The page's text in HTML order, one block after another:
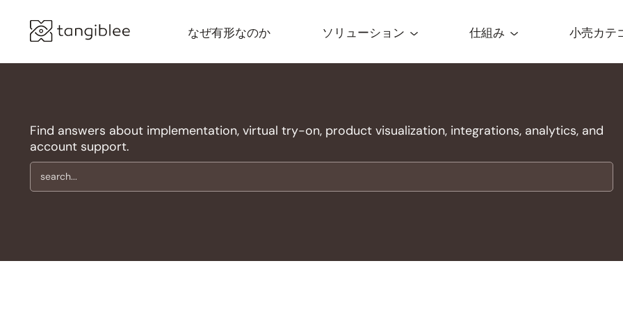
なぜ有形なのか ソリューション 仕組み 小売カテ
Find answers about implementation, virtual try-on, product visualization, integrations, analytics, and
account support.